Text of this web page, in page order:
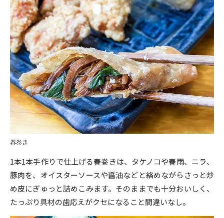
春巻き
1本1本手作りで仕上げる春巻きは、タケノコや春雨、ニラ、
豚肉を、オイスターソースや醤油などと絡めながらさっと炒
め皮にぎゅっと詰めこみます。そのままでも十分おいしく、
たっぷり具材の歯応えがクセになること間違いなし。